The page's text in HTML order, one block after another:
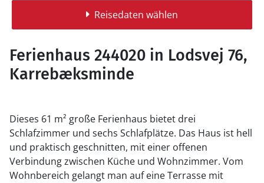
Reisedaten wählen
Ferienhaus 244020 in Lodsvej 76,
Karrebæksminde
Dieses 61 m² große Ferienhaus bietet drei
Schlafzimmer und sechs Schlafplätze. Das Haus ist hell
und praktisch geschnitten, mit einer offenen
Verbindung zwischen Küche und Wohnzimmer. Vom
Wohnbereich gelangt man auf eine Terrasse mit